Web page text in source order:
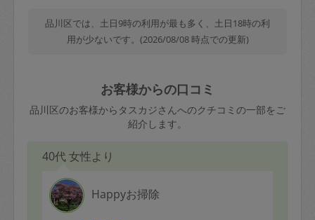
品川区では、土日9時の利用が最も多く、土日18時の利
用が少ないです。(2026/08/08 時点での更新)
お客様からの口コミ
品川区のお客様からタスカジさんへのクチコミの一部をご
紹介します。
40代 女性より
Happyお掃除